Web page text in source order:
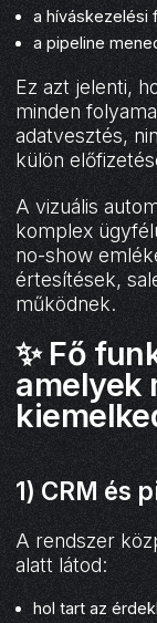
a híváskezelési
a pipeline
Ez azt jelenti,
minden
adatvesztés,
külön
A vizuális
komplex
no-show
értesítések,
működnek.
✨ Fő
amelyek
1) CRM és
A rendszer
alatt látod:
hol tart az